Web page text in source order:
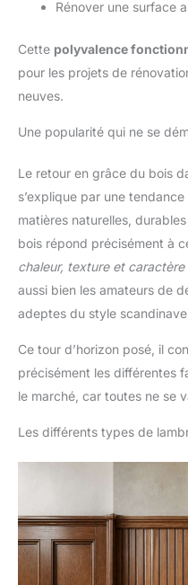
Rénover une surface
Cette polyvalence
pour les projets de
neuves.
Une popularité qui ne se
Le retour en grâce du bois
s’explique par une
matières naturelles,
bois répond précisément à
chaleur, texture et caractère
aussi bien les amateurs de
adeptes du style
Ce tour d’horizon posé, il
précisément les différentes
le marché, car toutes ne se
Les différents types de